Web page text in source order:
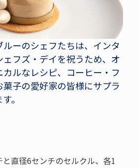
ーのシェフたちは、インタ
フズ・デイを祝うため、オ
カルなレシピ、コーヒー・フ
菓子の愛好家の皆様にサプラ
。
直径6センチのセルクル、各1